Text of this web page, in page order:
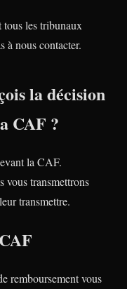
tous les tribunaux
à nous contacter.
la décision
CAF ?
la CAF.
vous transmettrons
transmettre.
remboursement vous